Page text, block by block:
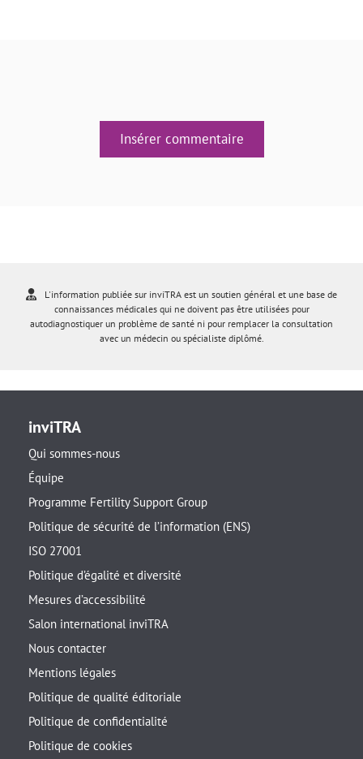
Insérer commentaire
L'information publiée sur inviTRA est un soutien général et une base de
connaissances médicales qui ne doivent pas être utilisées pour
autodiagnostiquer un problème de santé ni pour remplacer la consultation
avec un médecin ou spécialiste diplômé.
inviTRA
Qui sommes-nous
Équipe
Programme Fertility Support Group
Politique de sécurité de l’information (ENS)
ISO 27001
Politique d’égalité et diversité
Mesures d’accessibilité
Salon international inviTRA
Nous contacter
Mentions légales
Politique de qualité éditoriale
Politique de confidentialité
Politique de cookies